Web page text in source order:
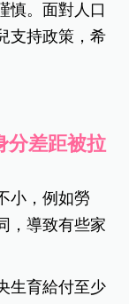
慎。面對人口
支持政策，希
分差距被拉
小，例如勞
，導致有些家
生育給付至少